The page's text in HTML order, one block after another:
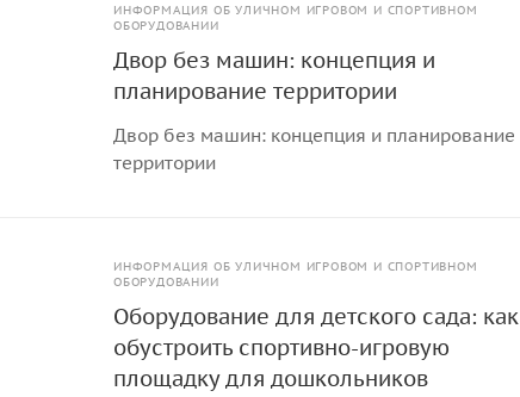
ИНФОРМАЦИЯ ОБ УЛИЧНОМ ИГРОВОМ И СПОРТИВНОМ
ОБОРУДОВАНИИ
Двор без машин: концепция и
планирование территории
Двор без машин: концепция и планирование
территории
ИНФОРМАЦИЯ ОБ УЛИЧНОМ ИГРОВОМ И СПОРТИВНОМ
ОБОРУДОВАНИИ
Оборудование для детского сада: как
обустроить спортивно-игровую
площадку для дошкольников